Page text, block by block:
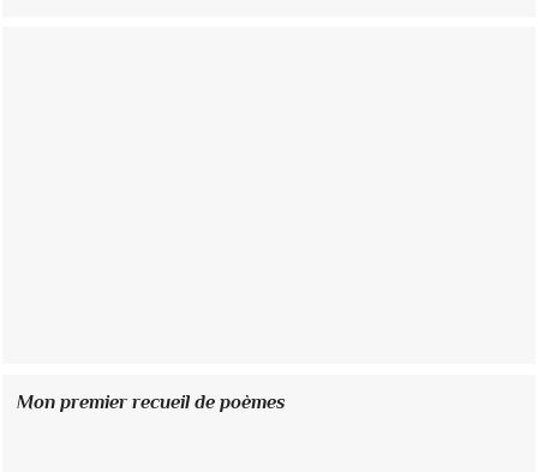
Mon premier recueil de poèmes